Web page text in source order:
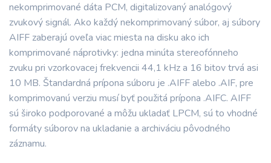
nekomprimované dáta PCM, digitalizovaný analógový
zvukový signál. Ako každý nekomprimovaný súbor, aj súbory
AIFF zaberajú oveľa viac miesta na disku ako ich
komprimované náprotivky: jedna minúta stereofónneho
zvuku pri vzorkovacej frekvencii 44,1 kHz a 16 bitov trvá asi
10 MB. Štandardná prípona súboru je .AIFF alebo .AIF, pre
komprimovanú verziu musí byť použitá prípona .AIFC. AIFF
sú široko podporované a môžu ukladať LPCM, sú to vhodné
formáty súborov na ukladanie a archiváciu pôvodného
záznamu.